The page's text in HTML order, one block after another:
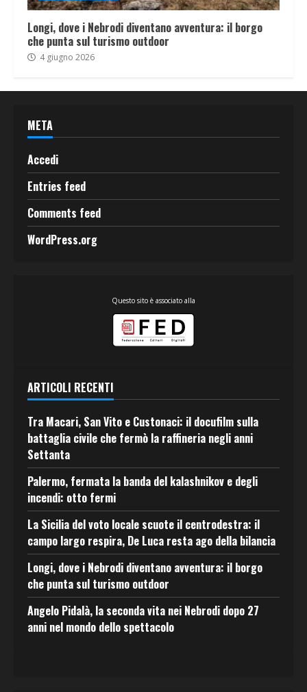
Longi, dove i Nebrodi diventano avventura: il borgo
che punta sul turismo outdoor
4 giugno 2026
META
Accedi
Entries feed
Comments feed
WordPress.org
Questo sito è associato alla
ARTICOLI RECENTI
Tra Macari, San Vito e Custonaci: il docufilm sulla
battaglia civile che fermò la raffineria negli anni
Settanta
Palermo, fermata la banda del kalashnikov e degli
incendi: otto fermi
La Sicilia del voto locale scuote il centrodestra: il
campo largo respira, De Luca resta ago della bilancia
Longi, dove i Nebrodi diventano avventura: il borgo
che punta sul turismo outdoor
Angelo Pidalà, la seconda vita nei Nebrodi dopo 27
anni nel mondo dello spettacolo